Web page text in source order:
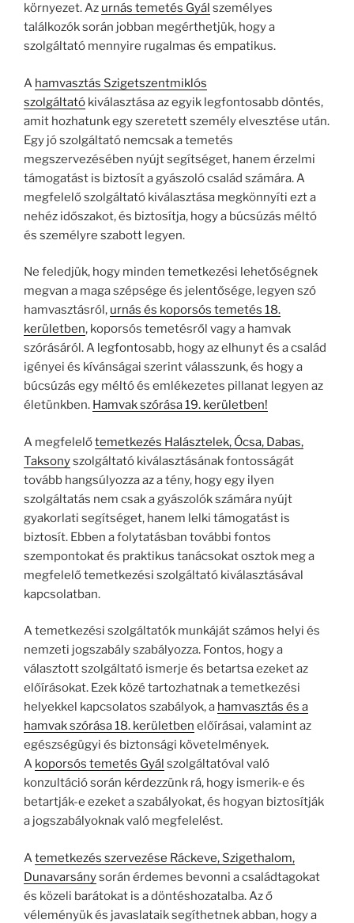
környezet. Az urnás temetés Gyál személyes
találkozók során jobban megérthetjük, hogy a
szolgáltató mennyire rugalmas és empatikus.
A hamvasztás Szigetszentmiklós
szolgáltató kiválasztása az egyik legfontosabb döntés,
amit hozhatunk egy szeretett személy elvesztése után.
Egy jó szolgáltató nemcsak a temetés
megszervezésében nyújt segítséget, hanem érzelmi
támogatást is biztosít a gyászoló család számára. A
megfelelő szolgáltató kiválasztása megkönnyíti ezt a
nehéz időszakot, és biztosítja, hogy a búcsúzás méltó
és személyre szabott legyen.
Ne feledjük, hogy minden temetkezési lehetőségnek
megvan a maga szépsége és jelentősége, legyen szó
hamvasztásról, urnás és koporsós temetés 18.
kerületben, koporsós temetésről vagy a hamvak
szórásáról. A legfontosabb, hogy az elhunyt és a család
igényei és kívánságai szerint válasszunk, és hogy a
búcsúzás egy méltó és emlékezetes pillanat legyen az
életünkben. Hamvak szórása 19. kerületben!
A megfelelőtemetkezés Halásztelek, Ócsa, Dabas,
Taksonyszolgáltató kiválasztásának fontosságát
tovább hangsúlyozza az a tény, hogy egy ilyen
szolgáltatás nem csak a gyászolók számára nyújt
gyakorlati segítséget, hanem lelki támogatást is
biztosít. Ebben a folytatásban további fontos
szempontokat és praktikus tanácsokat osztok meg a
megfelelő temetkezési szolgáltató kiválasztásával
kapcsolatban.
A temetkezési szolgáltatók munkáját számos helyi és
nemzeti jogszabály szabályozza. Fontos, hogy a
választott szolgáltató ismerje és betartsa ezeket az
előírásokat. Ezek közé tartozhatnak a temetkezési
helyekkel kapcsolatos szabályok, a hamvasztás és a
hamvak szórása 18. kerületben előírásai, valamint az
egészségügyi és biztonsági követelmények.
A koporsós temetés Gyál szolgáltatóval való
konzultáció során kérdezzünk rá, hogy ismerik-e és
betartják-e ezeket a szabályokat, és hogyan biztosítják
a jogszabályoknak való megfelelést.
Atemetkezés szervezése Ráckeve, Szigethalom,
Dunavarsánysorán érdemes bevonni a családtagokat
és közeli barátokat is a döntéshozatalba. Az ő
véleményük és javaslataik segíthetnek abban, hogy a